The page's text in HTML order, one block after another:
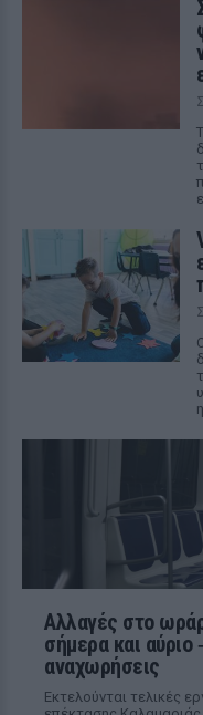
Αλλαγές στο
σήμερα και αύριο
αναχωρήσεις
Εκτελούνται τελικές